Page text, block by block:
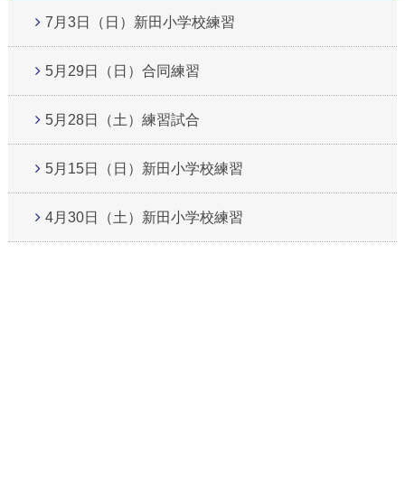
7月3日（日）新田小学校練習
5月29日（日）合同練習
5月28日（土）練習試合
5月15日（日）新田小学校練習
4月30日（土）新田小学校練習